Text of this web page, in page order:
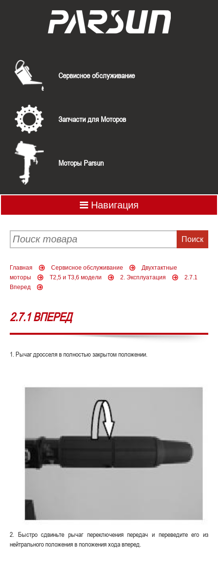
Сервисное обслуживание
Запчасти для Моторов
Моторы Parsun
Навигация
Главная Сервисное обслуживание
Двухтактные
моторы
Т2,5 и Т3,6 модели 2. Эксплуатация
2.7.1
Вперед
2.7.1 ВПЕРЕД
1. Рычаг дросселя в полностью закрытом положении.
2. Быстро сдвиньте рычаг переключения передач и переведите его из
нейтрального положения в положения хода вперед.